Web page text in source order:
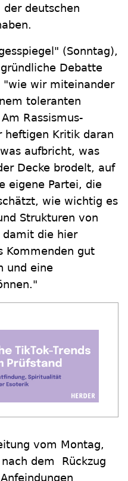
der deutschen
(Sonntag),
Debatte
"wie wir miteinander
toleranten
Rassismus-
heftigen Kritik daran
aufbricht, was
Decke brodelt, auf
eigene Partei, die
wie wichtig es
Strukturen von
damit die hier
Kommenden gut
und eine
vom Montag,
dem Rückzug